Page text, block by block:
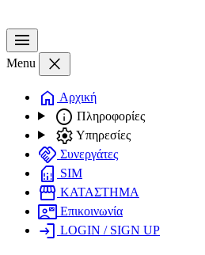
menu
Menu
close
home Αρχική
info Πληροφορίες
settings Υπηρεσίες
handshake Συνεργάτες
sim_card SIM
storefront ΚΑΤΑΣΤΗΜΑ
contact_mail Επικοινωνία
login LOGIN / SIGN UP